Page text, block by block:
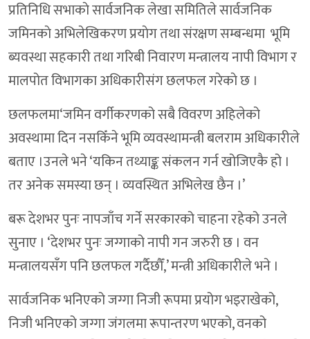
प्रतिनिधि सभाकाे सार्वजनिक लेखा समितिले सार्वजनिक
जमिनकाे अभिलेखिकरण प्रयाेग तथा संरक्षण सम्बन्धमा भूमि
ब्यवस्था सहकारी तथा गरिबी निवारण मन्त्रालय नापी विभाग र
मालपोत विभागका अधिकारीसंग छलफल गरेकाे छ ।
छलफलमा‘जमिन वर्गीकरणको सबै विवरण अहिलेको
अवस्थामा दिन नसकिँने भूमि व्यवस्थामन्त्री बलराम अधिकारीले
बताए ।उनले भने ‘यकिन तथ्याङ्क संकलन गर्न खोजिएकै हो ।
तर अनेक समस्या छन् । व्यवस्थित अभिलेख छैन ।’
बरू देशभर पुनः नापजाँच गर्ने सरकारको चाहना रहेको उनले
सुनाए । ‘देशभर पुनः जग्गाको नापी गन जरुरी छ । वन
मन्त्रालयसँग पनि छलफल गर्दैछौँ,’ मन्त्री अधिकारीले भने ।
सार्वजनिक भनिएको जग्गा निजी रूपमा प्रयोग भइराखेको,
निजी भनिएको जग्गा जंगलमा रूपान्तरण भएको, वनको